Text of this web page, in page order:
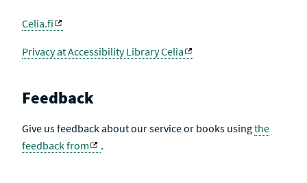
Celia.fi
Privacy at Accessibility Library Celia
Feedback
Give us feedback about our service or books usingthe
feedback from
.